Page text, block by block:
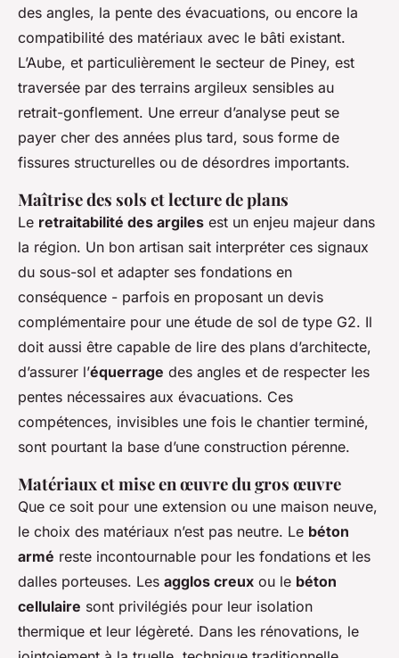
des angles, la pente des évacuations, ou encore la
compatibilité des matériaux avec le bâti existant.
L’Aube, et particulièrement le secteur de Piney, est
traversée par des terrains argileux sensibles au
retrait-gonflement. Une erreur d’analyse peut se
payer cher des années plus tard, sous forme de
fissures structurelles ou de désordres importants.
Maîtrise des sols et lecture de plans
Le retraitabilité des argiles est un enjeu majeur dans
la région. Un bon artisan sait interpréter ces signaux
du sous-sol et adapter ses fondations en
conséquence - parfois en proposant un devis
complémentaire pour une étude de sol de type G2. Il
doit aussi être capable de lire des plans d’architecte,
d’assurer l’équerrage des angles et de respecter les
pentes nécessaires aux évacuations. Ces
compétences, invisibles une fois le chantier terminé,
sont pourtant la base d’une construction pérenne.
Matériaux et mise en œuvre du gros œuvre
Que ce soit pour une extension ou une maison neuve,
le choix des matériaux n’est pas neutre. Le béton
armé reste incontournable pour les fondations et les
dalles porteuses. Les agglos creux ou le béton
cellulaire sont privilégiés pour leur isolation
thermique et leur légèreté. Dans les rénovations, le